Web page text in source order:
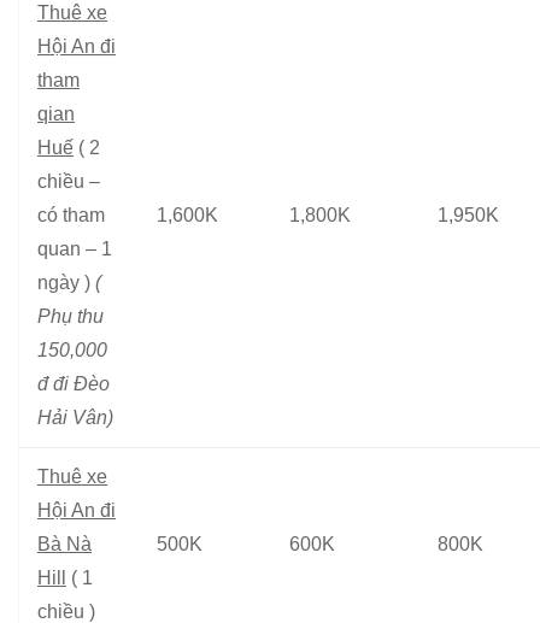
Thuê xe
Hội An đi
tham
qian
Huế ( 2
chiều –
có tham
quan – 1
ngày ) (
Phụ thu
150,000
đ đi Đèo
Hải Vân)
1,600K 1,800K 1,950K
Thuê xe
Hội An đi
Bà Nà
Hill
( 1
chiều )
500K 600K 800K